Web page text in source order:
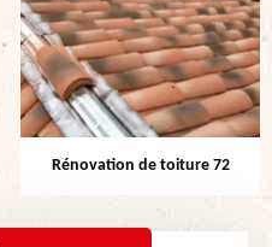
Rénovation de toiture 72